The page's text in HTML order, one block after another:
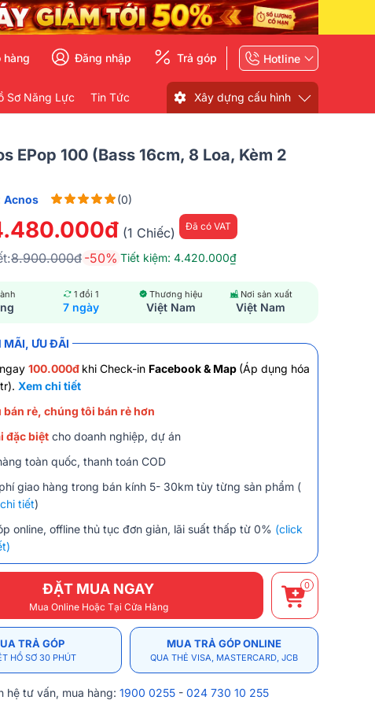
hàng Đăng nhập Trả góp Hotline
Sơ Năng Lực Tin Tức Xây dựng cấu hình
EPop 100 (Bass 16cm, 8 Loa, Kèm 2
Acnos (0)
(1 Chiếc) Đã có VAT
8.900.000đ -50% Tiết kiệm: 4.420.000₫
1 đổi 1
7 ngày
Thương hiệu
Việt Nam
Nơi sản xuất
Việt Nam
MÃI, ƯU ĐÃI
100.000đ khi Check-in Facebook & Map (Áp dụng hóa
Xem chi tiết
bán rẻ, chúng tôi bán rẻ hơn
đặc biệt cho doanh nghiệp, dự án
toàn quốc, thanh toán COD
giao hàng trong bán kính 5- 30km tùy từng sản phẩm (
tiết)
online, offline thủ tục đơn giản, lãi suất thấp từ 0% (click
ĐẶT MUA NGAY
Mua Online Hoặc Tại Cửa Hàng
0
TRẢ GÓP
HỒ SƠ 30 PHÚT
MUA TRẢ GÓP ONLINE
QUA THẺ VISA, MASTERCARD, JCB
hệ tư vấn, mua hàng: 1900 0255 - 024 730 10 255